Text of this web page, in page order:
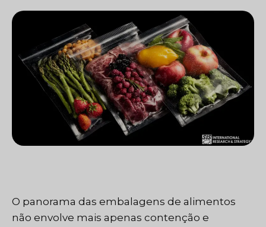
O panorama das embalagens de alimentos
não envolve mais apenas contenção e